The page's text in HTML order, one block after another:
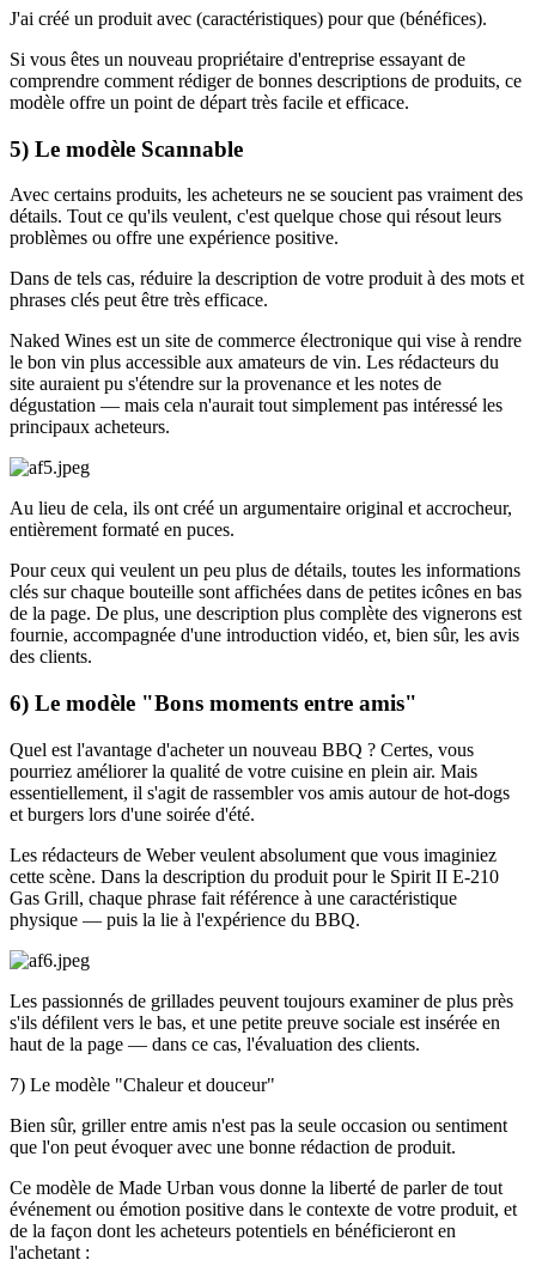
J'ai créé un produit avec (caractéristiques) pour que (bénéfices).
Si vous êtes un nouveau propriétaire d'entreprise essayant de
comprendre comment rédiger de bonnes descriptions de produits, ce
modèle offre un point de départ très facile et efficace.
5) Le modèle Scannable
Avec certains produits, les acheteurs ne se soucient pas vraiment des
détails. Tout ce qu'ils veulent, c'est quelque chose qui résout leurs
problèmes ou offre une expérience positive.
Dans de tels cas, réduire la description de votre produit à des mots et
phrases clés peut être très efficace.
Naked Wines est un site de commerce électronique qui vise à rendre
le bon vin plus accessible aux amateurs de vin. Les rédacteurs du
site auraient pu s'étendre sur la provenance et les notes de
dégustation — mais cela n'aurait tout simplement pas intéressé les
principaux acheteurs.
Au lieu de cela, ils ont créé un argumentaire original et accrocheur,
entièrement formaté en puces.
Pour ceux qui veulent un peu plus de détails, toutes les informations
clés sur chaque bouteille sont affichées dans de petites icônes en bas
de la page. De plus, une description plus complète des vignerons est
fournie, accompagnée d'une introduction vidéo, et, bien sûr, les avis
des clients.
6) Le modèle "Bons moments entre amis"
Quel est l'avantage d'acheter un nouveau BBQ ? Certes, vous
pourriez améliorer la qualité de votre cuisine en plein air. Mais
essentiellement, il s'agit de rassembler vos amis autour de hot-dogs
et burgers lors d'une soirée d'été.
Les rédacteurs de Weber veulent absolument que vous imaginiez
cette scène. Dans la description du produit pour le Spirit II E-210
Gas Grill, chaque phrase fait référence à une caractéristique
physique — puis la lie à l'expérience du BBQ.
Les passionnés de grillades peuvent toujours examiner de plus près
s'ils défilent vers le bas, et une petite preuve sociale est insérée en
haut de la page — dans ce cas, l'évaluation des clients.
7) Le modèle "Chaleur et douceur"
Bien sûr, griller entre amis n'est pas la seule occasion ou sentiment
que l'on peut évoquer avec une bonne rédaction de produit.
Ce modèle de Made Urban vous donne la liberté de parler de tout
événement ou émotion positive dans le contexte de votre produit, et
de la façon dont les acheteurs potentiels en bénéficieront en
l'achetant :